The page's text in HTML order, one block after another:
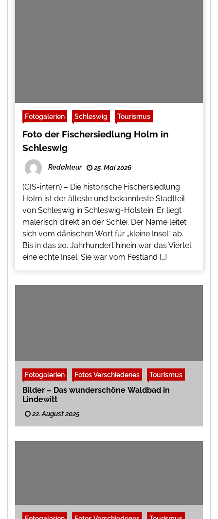
Fotogalerien Schleswig Tourismus
Foto der Fischersiedlung Holm in
Schleswig
Redakteur 25. Mai 2026
(CIS-intern) – Die historische Fischersiedlung
Holm ist der älteste und bekannteste Stadtteil
von Schleswig in Schleswig-Holstein. Er liegt
malerisch direkt an der Schlei. Der Name leitet
sich vom dänischen Wort für „kleine Insel“ ab.
Bis in das 20. Jahrhundert hinein war das Viertel
eine echte Insel. Sie war vom Festland […]
Fotogalerien Fotos Verschiedenes Tourismus
Bilder – Das wunderschöne Waldbad in
Lindewitt
22. August 2025